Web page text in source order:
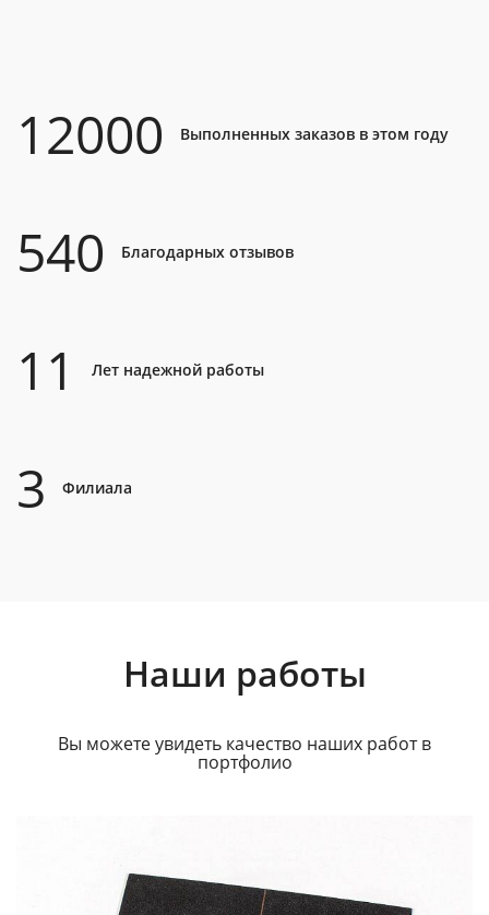
12000 Выполненных заказов в этом году
540 Благодарных отзывов
11 Лет надежной работы
3 Филиала
Наши работы
Вы можете увидеть качество наших работ в
портфолио